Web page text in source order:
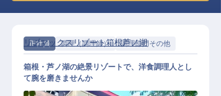
正社員 調理（調理師） 調理部門その他
リブマックスリゾート箱根芦ノ湖
箱根・芦ノ湖の絶景リゾートで、洋食調理人とし
て腕を磨きませんか